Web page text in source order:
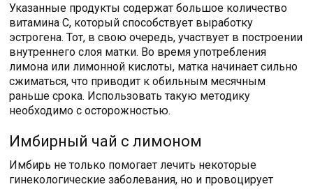
Указанные продукты содержат большое количество
витамина C, который способствует выработку
эстрогена. Тот, в свою очередь, участвует в построении
внутреннего слоя матки. Во время употребления
лимона или лимонной кислоты, матка начинает сильно
сжиматься, что приводит к обильным месячным
раньше срока. Использовать такую методику
необходимо с осторожностью.
Имбирный чай с лимоном
Имбирь не только помогает лечить некоторые
гинекологические заболевания, но и провоцирует